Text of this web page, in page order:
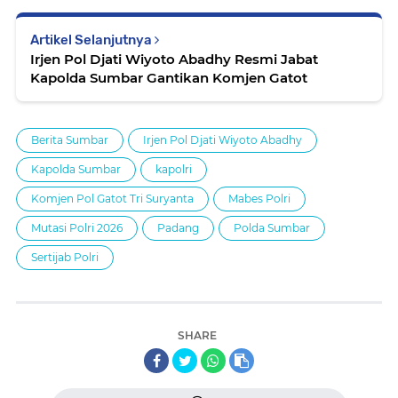
Artikel Selanjutnya
Irjen Pol Djati Wiyoto Abadhy Resmi Jabat
Kapolda Sumbar Gantikan Komjen Gatot
Berita Sumbar Irjen Pol Djati Wiyoto Abadhy
Kapolda Sumbar kapolri
Komjen Pol Gatot Tri Suryanta Mabes Polri
Mutasi Polri 2026 Padang Polda Sumbar
Sertijab Polri
SHARE